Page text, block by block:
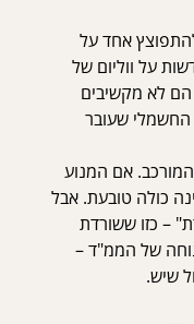
אחד על
על ווליום של
הם לא מקשיבים
שעובר
המורכב. אם המנוע
כולה טובעת. אבל
– כזו ששורדת
של הממ"ד –
שיש.